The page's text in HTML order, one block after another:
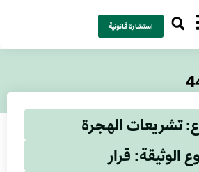
استشارة قانونية
تشريعات الهجرة
الوثيقة: قرار